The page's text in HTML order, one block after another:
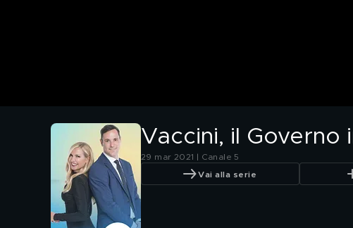
Vaccini, il Governo
29 mar 2021 | Canale 5
Vai alla serie